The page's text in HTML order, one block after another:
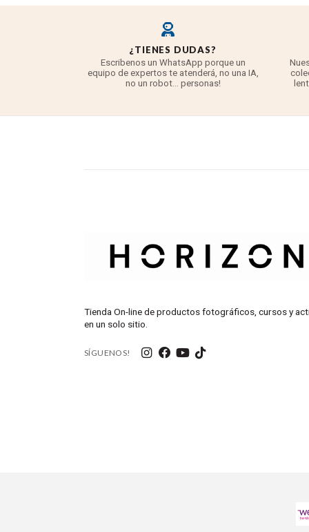
¿TIENES DUDAS?
Escribenos un WhatsApp porque un
equipo de expertos te atenderá, no una IA,
no un robot... personas!
Tienda On-line de productos fotográficos, cursos y
en un solo sitio.
SÍGUENOS!